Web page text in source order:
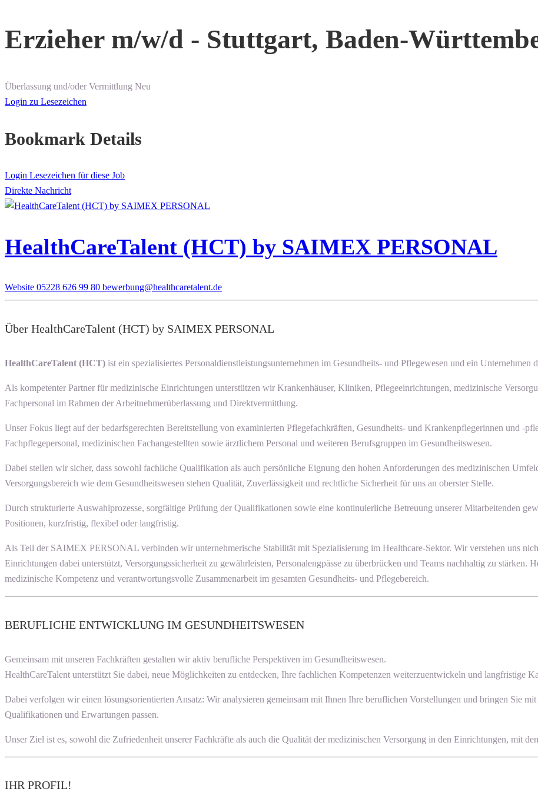
Erzieher m/w/d - Stuttgart, Baden-
Überlassung und/oder Vermittlung Neu
Login zu Lesezeichen
Bookmark Details
Login Lesezeichen für diese Job
Direkte Nachricht
HealthCareTalent (HCT) by SAIMEX PERSONAL
Website 05228 626 99 80 bewerbung@healthcaretalent.de
Über HealthCareTalent (HCT) by SAIMEX PERSONAL
HealthCareTalent (HCT) ist ein spezialisiertes Personaldienstleistungsunternehmen im Gesundheits- und Pflegewesen und ein Unternehmen
Als kompetenter Partner für medizinische Einrichtungen unterstützen wir Krankenhäuser, Kliniken, Pflegeeinrichtungen, medizinische
Fachpersonal im Rahmen der Arbeitnehmerüberlassung und Direktvermittlung.
Unser Fokus liegt auf der bedarfsgerechten Bereitstellung von examinierten Pflegefachkräften, Gesundheits- und Krankenpflegerinnen und -
Fachpflegepersonal, medizinischen Fachangestellten sowie ärztlichem Personal und weiteren Berufsgruppen im Gesundheitswesen.
Dabei stellen wir sicher, dass sowohl fachliche Qualifikation als auch persönliche Eignung den hohen Anforderungen des medizinischen
Versorgungsbereich wie dem Gesundheitswesen stehen Qualität, Zuverlässigkeit und rechtliche Sicherheit für uns an oberster Stelle.
Durch strukturierte Auswahlprozesse, sorgfältige Prüfung der Qualifikationen sowie eine kontinuierliche Betreuung unserer Mitarbeitenden
Positionen, kurzfristig, flexibel oder langfristig.
Als Teil der SAIMEX PERSONAL verbinden wir unternehmerische Stabilität mit Spezialisierung im Healthcare-Sektor. Wir verstehen uns
Einrichtungen dabei unterstützt, Versorgungssicherheit zu gewährleisten, Personalengpässe zu überbrücken und Teams nachhaltig zu stärken.
medizinische Kompetenz und verantwortungsvolle Zusammenarbeit im gesamten Gesundheits- und Pflegebereich.
BERUFLICHE ENTWICKLUNG IM GESUNDHEITSWESEN
Gemeinsam mit unseren Fachkräften gestalten wir aktiv berufliche Perspektiven im Gesundheitswesen.
HealthCareTalent unterstützt Sie dabei, neue Möglichkeiten zu entdecken, Ihre fachlichen Kompetenzen weiterzuentwickeln und langfristige
Dabei verfolgen wir einen lösungsorientierten Ansatz: Wir analysieren gemeinsam mit Ihnen Ihre beruflichen Vorstellungen und bringen Sie
Qualifikationen und Erwartungen passen.
Unser Ziel ist es, sowohl die Zufriedenheit unserer Fachkräfte als auch die Qualität der medizinischen Versorgung in den Einrichtungen, mit
IHR PROFIL!